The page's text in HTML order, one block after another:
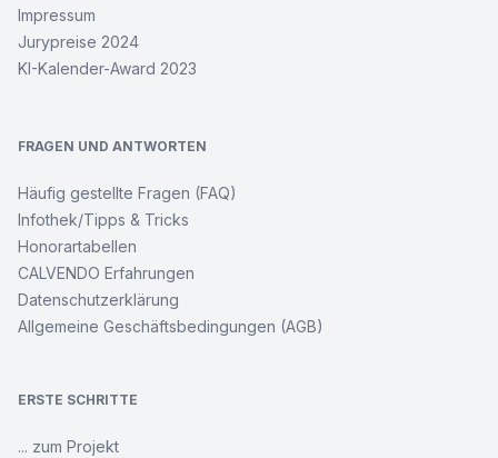
Impressum
Jurypreise 2024
KI-Kalender-Award 2023
FRAGEN UND ANTWORTEN
Häufig gestellte Fragen (FAQ)
Infothek/Tipps & Tricks
Honorartabellen
CALVENDO Erfahrungen
Datenschutzerklärung
Allgemeine Geschäftsbedingungen (AGB)
ERSTE SCHRITTE
... zum Projekt